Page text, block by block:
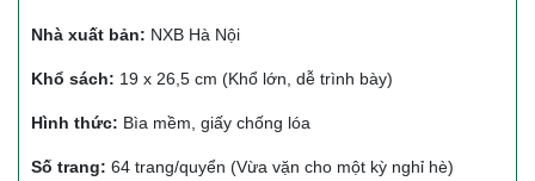
Nhà xuất bản: NXB Hà Nội
Khổ sách: 19 x 26,5 cm (Khổ lớn, dễ trình bày)
Hình thức: Bìa mềm, giấy chống lóa
Số trang: 64 trang/quyển (Vừa vặn cho một kỳ nghỉ hè)